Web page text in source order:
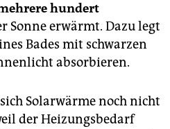
hundert
Sonne erwärmt. Dazu legt
Bades mit schwarzen
absorbieren.
Solarwärme noch nicht
der Heizungsbedarf